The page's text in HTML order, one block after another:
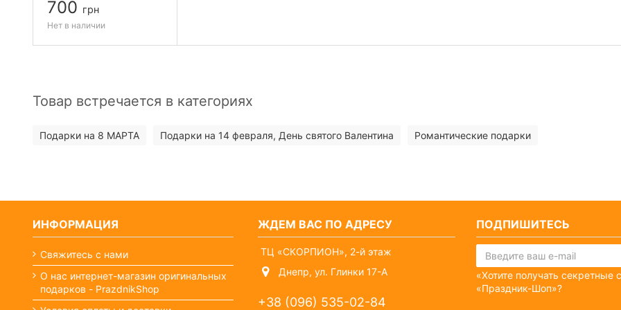
700 грн
Нет в наличии
Товар встречается в категориях
Подарки на 8 МАРТА Подарки на 14 февраля, День святого Валентина Романтические подарки
ИНФОРМАЦИЯ
Свяжитесь с нами
О нас интернет-магазин оригинальных
подарков - PrazdnikShop
ЖДЕМ ВАС ПО АДРЕСУ
ТЦ «СКОРПИОН», 2-й этаж
Днепр, ул. Глинки 17-А
+38 (096) 535-02-84
ПОДПИШИТЕСЬ
«Хотите получать секретные
«Праздник-Шоп»?